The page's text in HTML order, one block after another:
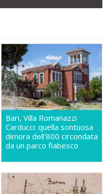
Bari, Villa Romanazzi
Carducci: quella sontuosa
dimora dell'800 circondata
da un parco fiabesco